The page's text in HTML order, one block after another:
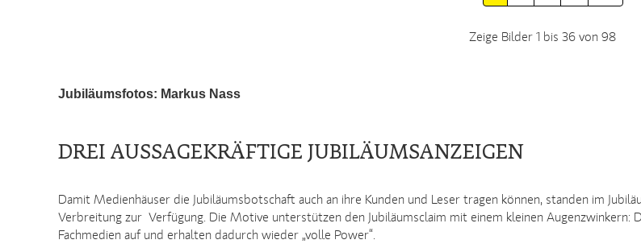
Zeige Bilder 1 bis 36 von 98
Jubiläumsfotos: Markus Nass
DREI AUSSAGEKRÄFTIGE JUBILÄUMSANZEIGEN
Damit Medienhäuser die Jubiläumsbotschaft auch an ihre Kunden und Leser tragen können, standen im
Verbreitung zur Verfügung. Die Motive unterstützen den Jubiläumsclaim mit einem kleinen Augenzwinkern:
Fachmedien auf und erhalten dadurch wieder „volle Power“.